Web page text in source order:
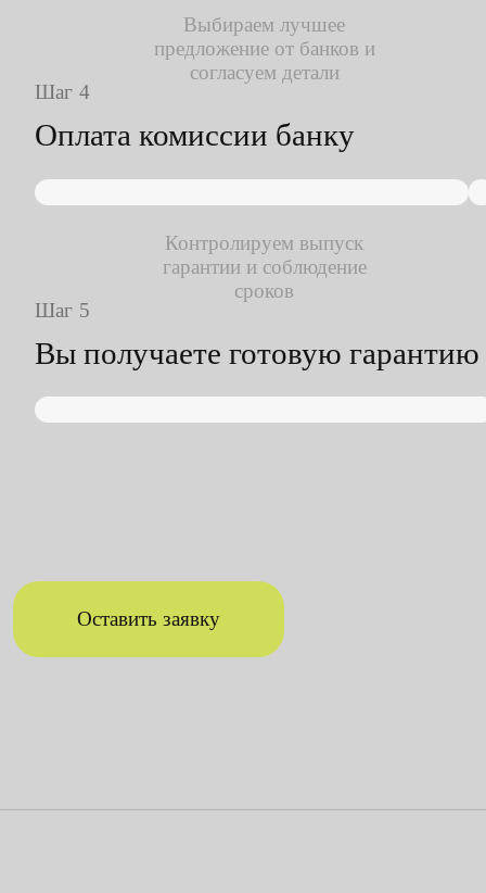
Выбираем лучшее
предложение от банков и
согласуем детали
Шаг
Оплата комиссии банку
Контролируем выпуск
гарантии и соблюдение
сроков
Шаг
Вы получаете готовую гарантию
Оставить заявку